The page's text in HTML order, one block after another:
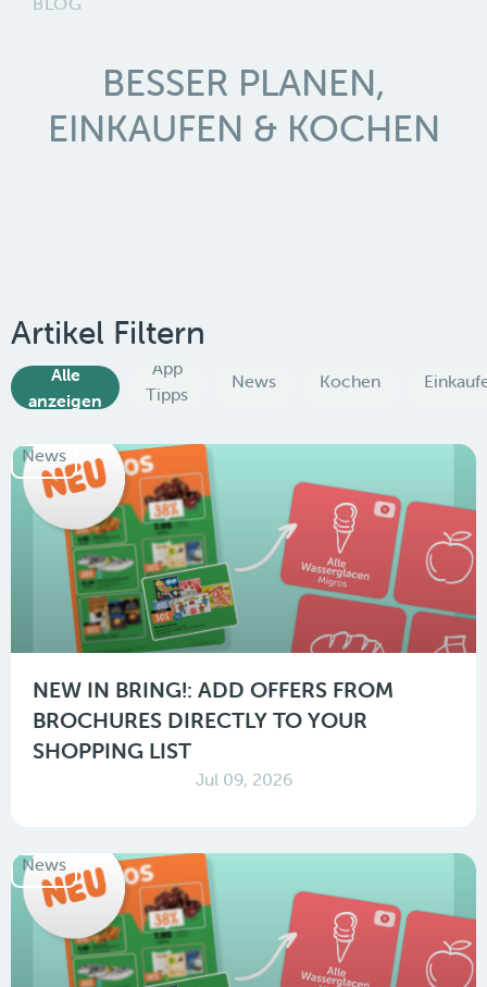
BESSER PLANEN,
EINKAUFEN & KOCHEN
Artikel Filtern
Alle
anzeigen
App
Tipps
News Kochen
News
NEW IN BRING!: ADD OFFERS FROM
BROCHURES DIRECTLY TO YOUR
SHOPPING LIST
Jul 09, 2026
News